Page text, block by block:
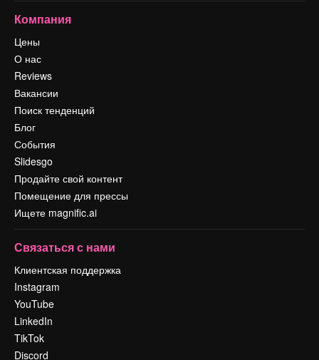
Компания
Цены
О нас
Reviews
Вакансии
Поиск тенденций
Блог
События
Slidesgo
Продайте свой контент
Помещение для прессы
Ищете magnific.ai
Связаться с нами
Клиентская поддержка
Instagram
YouTube
LinkedIn
TikTok
Discord